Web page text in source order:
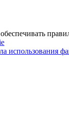
использования